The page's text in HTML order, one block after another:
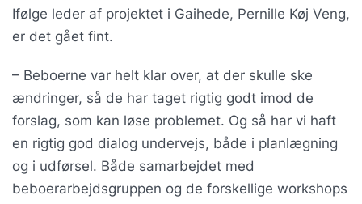
Ifølge leder af projektet i Gaihede, Pernille Køj Veng,
er det gået fint.
– Beboerne var helt klar over, at der skulle ske
ændringer, så de har taget rigtig godt imod de
forslag, som kan løse problemet. Og så har vi haft
en rigtig god dialog undervejs, både i planlægning
og i udførsel. Både samarbejdet med
beboerarbejdsgruppen og de forskellige workshops